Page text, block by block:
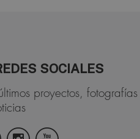
SOCIALES
proyectos, fotografías